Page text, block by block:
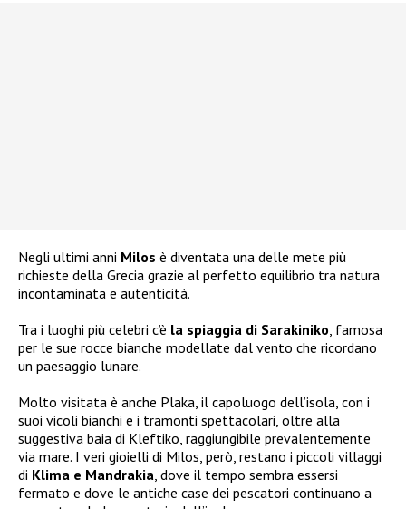
Negli ultimi anni Milos è diventata una delle mete più
richieste della Grecia grazie al perfetto equilibrio tra natura
incontaminata e autenticità.
Tra i luoghi più celebri c’è la spiaggia di Sarakiniko, famosa
per le sue rocce bianche modellate dal vento che ricordano
un paesaggio lunare.
Molto visitata è anche Plaka, il capoluogo dell’isola, con i
suoi vicoli bianchi e i tramonti spettacolari, oltre alla
suggestiva baia di Kleftiko, raggiungibile prevalentemente
via mare. I veri gioielli di Milos, però, restano i piccoli villaggi
di Klima e Mandrakia, dove il tempo sembra essersi
fermato e dove le antiche case dei pescatori continuano a